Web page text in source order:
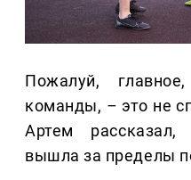
Пожалуй,
команды, – это не
Артем
вышла за пределы